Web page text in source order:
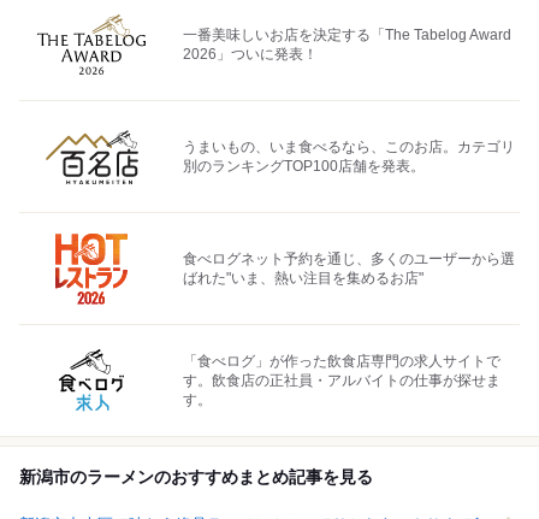
一番美味しいお店を決定する「The Tabelog Award
2026」ついに発表！
うまいもの、いま食べるなら、このお店。カテゴリ
別のランキングTOP100店舗を発表。
食べログネット予約を通じ、多くのユーザーから選
ばれた"いま、熱い注目を集めるお店"
「食べログ」が作った飲食店専門の求人サイトで
す。飲食店の正社員・アルバイトの仕事が探せま
す。
新潟市のラーメンのおすすめまとめ記事を見る